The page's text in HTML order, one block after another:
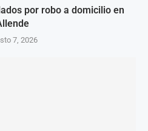
por robo a domicilio en
7, 2026